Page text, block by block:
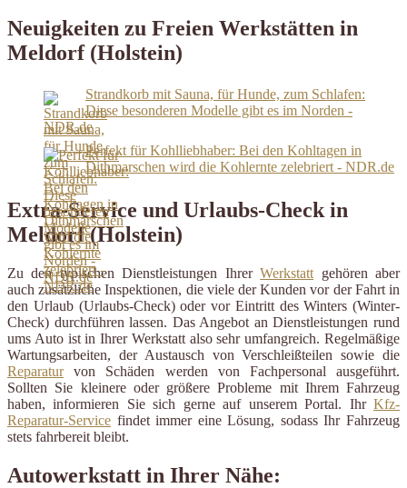
Neuigkeiten zu Freien Werkstätten in
Meldorf (Holstein)
Strandkorb mit Sauna, für Hunde, zum Schlafen:
Diese besonderen Modelle gibt es im Norden -
NDR.de
Perfekt für Kohlliebhaber: Bei den Kohltagen in
Dithmarschen wird die Kohlernte zelebriert - NDR.de
Extra-Service und Urlaubs-Check in
Meldorf (Holstein)
Zu den typischen Dienstleistungen IhrerWerkstatt gehören aber
auch zusätzliche Inspektionen, die viele der Kunden vor der Fahrt in
den Urlaub (Urlaubs-Check) oder vor Eintritt des Winters (Winter-
Check) durchführen lassen. Das Angebot an Dienstleistungen rund
ums Auto ist in Ihrer Werkstatt also sehr umfangreich. Regelmäßige
Wartungsarbeiten, der Austausch von Verschleißteilen sowie die
Reparaturvon Schäden werden von Fachpersonal ausgeführt.
Sollten Sie kleinere oder größere Probleme mit Ihrem Fahrzeug
haben, informieren Sie sich gerne auf unserem Portal. Ihr Kfz-
Reparatur-Service findet immer eine Lösung, sodass Ihr Fahrzeug
stets fahrbereit bleibt.
Autowerkstatt in Ihrer Nähe: